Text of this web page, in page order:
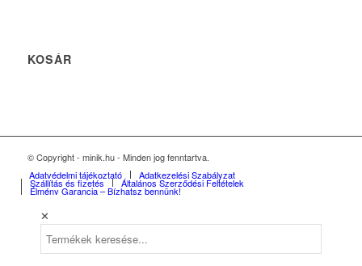
KOSÁR
© Copyright - minik.hu - Minden jog fenntartva.
Adatvédelmi tájékoztató
Adatkezelési Szabályzat
Szállítás és fizetés Általános Szerződési Feltételek
Élmény Garancia – Bízhatsz bennünk!
✕